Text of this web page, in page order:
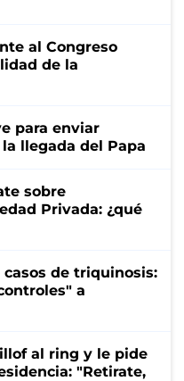
al Congreso
de la
para enviar
llegada del Papa
sobre
Privada: ¿qué
de triquinosis:
a
al ring y le pide
"Retirate,